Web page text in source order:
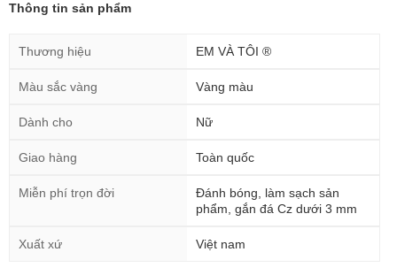
Thông tin sản phẩm
Thương hiệu EM VÀ TÔI ®
Màu sắc vàng Vàng màu
Dành cho Nữ
Giao hàng Toàn quốc
Miễn phí trọn đời
Đánh bóng, làm sạch sản
phẩm, gắn đá Cz dưới 3 mm
Xuất xứ Việt nam